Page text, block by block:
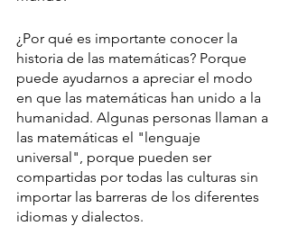
¿Por qué es importante conocer la
historia de las matemáticas? Porque
puede ayudarnos a apreciar el modo
en que las matemáticas han unido a la
humanidad. Algunas personas llaman a
las matemáticas el "lenguaje
universal", porque pueden ser
compartidas por todas las culturas sin
importar las barreras de los diferentes
idiomas y dialectos.